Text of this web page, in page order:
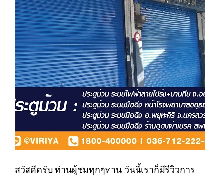
สวัสดีครับ ท่านผู้ชมทุกๆท่าน วันนี้เราก็มีรีวิวการ